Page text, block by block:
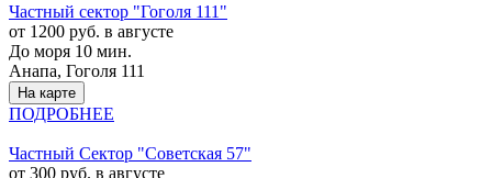
Частный сектор "Гоголя 111"
от 1200 руб. в августе
До моря 10 мин.
Анапа, Гоголя 111
На карте
ПОДРОБНЕЕ
Частный Cектор "Советская 57"
от 300 руб. в августе